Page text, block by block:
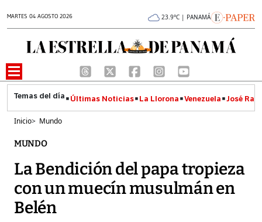
MARTES 04 AGOSTO 2026 23.9°C | PANAMÁ
Últimas Noticias La Llorona Venezuela José
Inicio> Mundo
MUNDO
La Bendición del papa tropieza
con un muecín musulmán en
Belén